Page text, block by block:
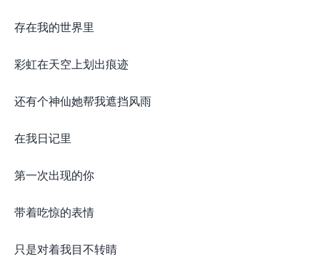
存在我的世界里
彩虹在天空上划出痕迹
还有个神仙她帮我遮挡风雨
在我日记里
第一次出现的你
带着吃惊的表情
只是对着我目不转睛